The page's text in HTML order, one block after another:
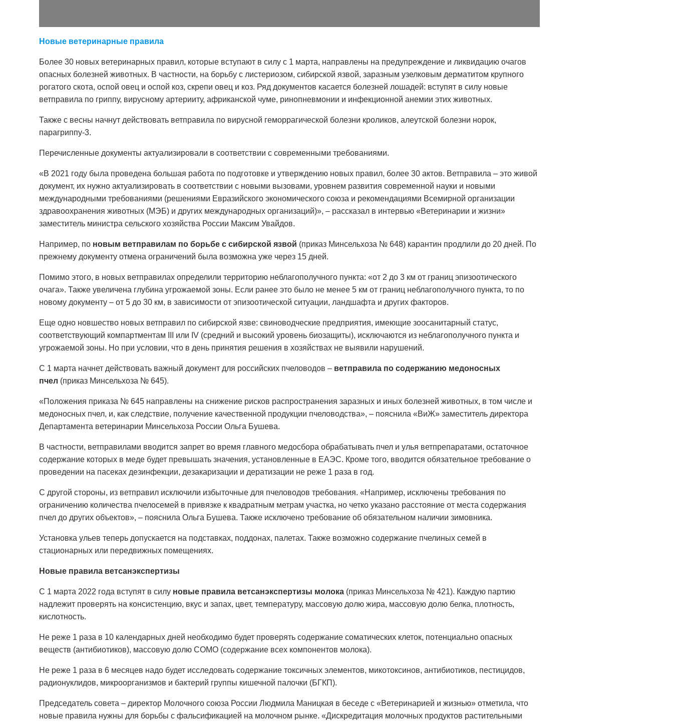
Новые ветеринарные правила
Более 30 новых ветеринарных правил, которые вступают в силу с 1 марта, направлены на предупреждение и ликвидацию очагов
опасных болезней животных. В частности, на борьбу с листериозом, сибирской язвой, заразным узелковым дерматитом крупного
рогатого скота, оспой овец и оспой коз, скрепи овец и коз. Ряд документов касается болезней лошадей: вступят в силу новые
ветправила по гриппу, вирусному артерииту, африканской чуме, ринопневмонии и инфекционной анемии этих животных.
Также с весны начнут действовать ветправила по вирусной геморрагической болезни кроликов, алеутской болезни норок,
парагриппу-3.
Перечисленные документы актуализировали в соответствии с современными требованиями.
«В 2021 году была проведена большая работа по подготовке и утверждению новых правил, более 30 актов. Ветправила – это живой
документ, их нужно актуализировать в соответствии с новыми вызовами, уровнем развития современной науки и новыми
международными требованиями (решениями Евразийского экономического союза и рекомендациями Всемирной организации
здравоохранения животных (МЭБ) и других международных организаций)», – рассказал в интервью «Ветеринарии и жизни»
заместитель министра сельского хозяйства России Максим Увайдов.
Например, по новым ветправилам по борьбе с сибирской язвой (приказ Минсельхоза № 648) карантин продлили до 20 дней. По
прежнему документу отмена ограничений была возможна уже через 15 дней.
Помимо этого, в новых ветправилах определили территорию неблагополучного пункта: «от 2 до 3 км от границ эпизоотического
очага». Также увеличена глубина угрожаемой зоны. Если ранее это было не менее 5 км от границ неблагополучного пункта, то по
новому документу – от 5 до 30 км, в зависимости от эпизоотической ситуации, ландшафта и других факторов.
Еще одно новшество новых ветправил по сибирской язве: свиноводческие предприятия, имеющие зоосанитарный статус,
соответствующий компартментам III или IV (средний и высокий уровень биозащиты), исключаются из неблагополучного пункта и
угрожаемой зоны. Но при условии, что в день принятия решения в хозяйствах не выявили нарушений.
С 1 марта начнет действовать важный документ для российских пчеловодов – ветправила по содержанию медоносных
пчел (приказ Минсельхоза № 645).
«Положения приказа № 645 направлены на снижение рисков распространения заразных и иных болезней животных, в том числе и
медоносных пчел, и, как следствие, получение качественной продукции пчеловодства», – пояснила «ВиЖ» заместитель директора
Департамента ветеринарии Минсельхоза России Ольга Бушева.
В частности, ветправилами вводится запрет во время главного медосбора обрабатывать пчел и улья ветпрепаратами, остаточное
содержание которых в меде будет превышать значения, установленные в ЕАЭС. Кроме того, вводится обязательное требование о
проведении на пасеках дезинфекции, дезакаризации и дератизации не реже 1 раза в год.
С другой стороны, из ветправил исключили избыточные для пчеловодов требования. «Например, исключены требования по
ограничению количества пчелосемей в привязке к квадратным метрам участка, но четко указано расстояние от места содержания
пчел до других объектов», – пояснила Ольга Бушева. Также исключено требование об обязательном наличии зимовника.
Установка ульев теперь допускается на подставках, поддонах, палетах. Также возможно содержание пчелиных семей в
стационарных или передвижных помещениях.
Новые правила ветсанэкспертизы
С 1 марта 2022 года вступят в силу новые правила ветсанэкспертизы молока (приказ Минсельхоза № 421). Каждую партию
надлежит проверять на консистенцию, вкус и запах, цвет, температуру, массовую долю жира, массовую долю белка, плотность,
кислотность.
Не реже 1 раза в 10 календарных дней необходимо будет проверять содержание соматических клеток, потенциально опасных
веществ (антибиотиков), массовую долю СОМО (содержание всех компонентов молока).
Не реже 1 раза в 6 месяцев надо будет исследовать содержание токсичных элементов, микотоксинов, антибиотиков, пестицидов,
радионуклидов, микроорганизмов и бактерий группы кишечной палочки (БГКП).
Председатель совета – директор Молочного союза России Людмила Маницкая в беседе с «Ветеринарией и жизнью» отметила, что
новые правила нужны для борьбы с фальсификацией на молочном рынке. «Дискредитация молочных продуктов растительными